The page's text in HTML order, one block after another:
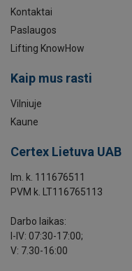
Kontaktai
Paslaugos
Lifting KnowHow
Kaip mus rasti
Vilniuje
Kaune
Certex Lietuva UAB
Im. k. 111676511
PVM k. LT116765113
Darbo laikas:
I-IV: 07:30-17:00;
V: 7.30-16:00